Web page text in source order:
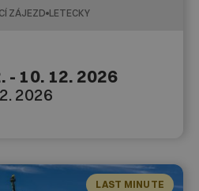
ZÁJEZD LETECKY
- 10. 12. 2026
2026
LAST MINUTE